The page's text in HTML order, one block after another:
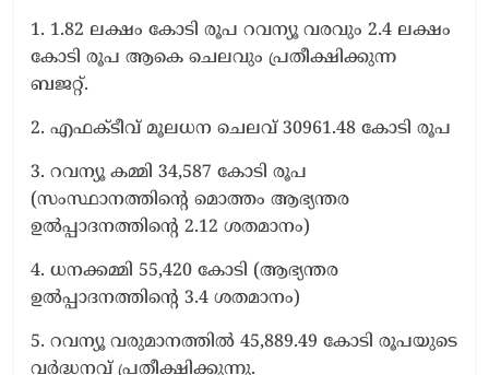
1. 1.82 ലക്ഷം കോടി രൂപ റവന്യൂ വരവും 2.4 ലക്ഷം
കോടി രൂപ ആകെ ചെലവും പ്രതീക്ഷിക്കുന്ന
ബജറ്റ്.
2. എഫക്ടീവ് മൂലധന ചെലവ് 30961.48 കോടി രൂപ
3. റവന്യൂ കമ്മി 34,587 കോടി രൂപ
(സംസ്ഥാനത്തിന്റെ മൊത്തം ആഭ്യന്തര
ഉല്‍പ്പാദനത്തിന്റെ 2.12 ശതമാനം)
4. ധനക്കമ്മി 55,420 കോടി (ആഭ്യന്തര
ഉല്‍പ്പാദനത്തിന്റെ 3.4 ശതമാനം)
5. റവന്യൂ വരുമാനത്തില്‍ 45,889.49 കോടി രൂപയുടെ
വര്‍ദ്ധനവ് പ്രതീക്ഷിക്കുന്നു.